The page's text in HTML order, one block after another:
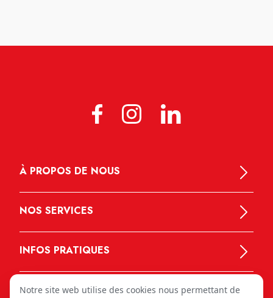
À PROPOS DE NOUS
NOS SERVICES
INFOS PRATIQUES
Notre site web utilise des cookies nous permettant de